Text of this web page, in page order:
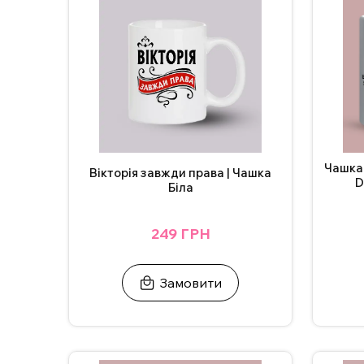
Додаткові фото надсилаємо у Телеграм/
Вікторія завжди права | Чашка
Біла
249 ГРН
Замовити
Чашка